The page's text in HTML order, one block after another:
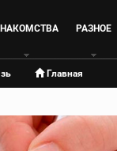
РАЗНОЕ
Главная